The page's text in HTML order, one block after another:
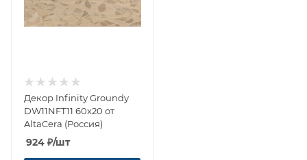
Декор Infinity Groundy
DW11NFT11 60x20 от
AltaCera (Россия)
924 ₽/шт